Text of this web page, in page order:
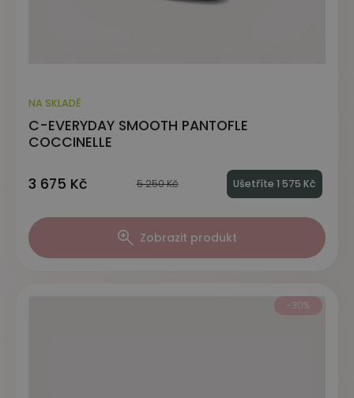
NA SKLADĚ
C-EVERYDAY SMOOTH PANTOFLE
COCCINELLE
3 675 Kč 5 250 Kč Ušetříte 1 575 Kč
Zobrazit produkt
-30%